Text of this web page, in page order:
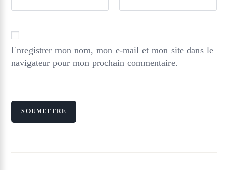
Enregistrer mon nom, mon e-mail et mon site dans le
navigateur pour mon prochain commentaire.